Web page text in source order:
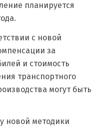
планируется
с новой
за
и стоимость
транспортного
могут быть
новой методики